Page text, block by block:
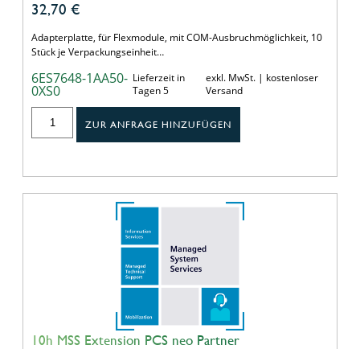
32,70 €
Adapterplatte, für Flexmodule, mit COM-Ausbruchmöglichkeit, 10
Stück je Verpackungseinheit…
6ES7648-1AA50-
0XS0
Lieferzeit in
Tagen 5
exkl. MwSt. | kostenloser
Versand
ZUR ANFRAGE HINZUFÜGEN
10h MSS Extension PCS neo Partner